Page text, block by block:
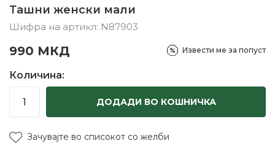
Ташни женски мали
Шифра на артикл: N87903
990 МКД Извести ме за попуст
Количина:
ДОДАДИ ВО КОШНИЧКА
Зачувајте во списокот со желби